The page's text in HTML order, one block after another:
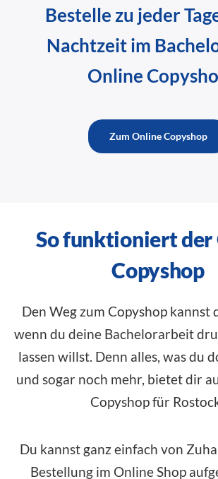
Bestelle zu jeder
Nachtzeit im
Online
Zum Online Copyshop
So funktioniert der
Copyshop
Den Weg zum Copyshop kannst
wenn du deine Bachelorarbeit
lassen willst. Denn alles, was du
und sogar noch mehr, bietet dir
Copyshop für
Du kannst ganz einfach von
Bestellung im Online Shop